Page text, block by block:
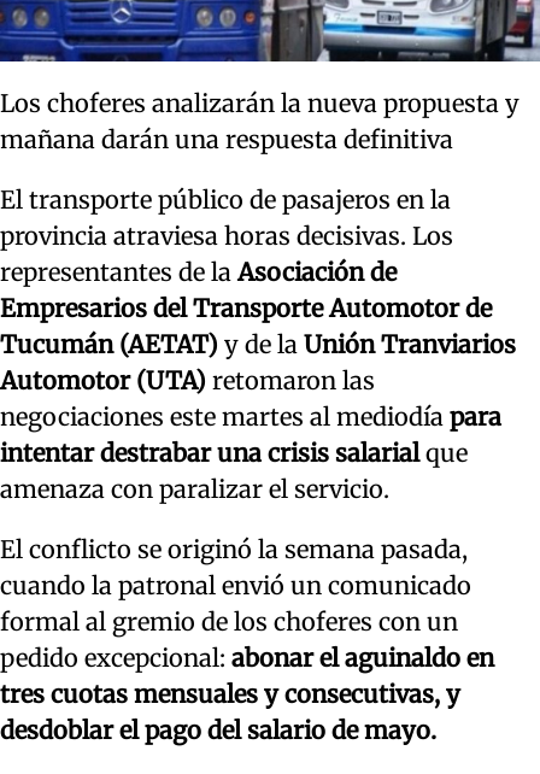
Los choferes analizarán la nueva propuesta y
mañana darán una respuesta definitiva
El transporte público de pasajeros en la
provincia atraviesa horas decisivas. Los
representantes de laAsociación de
Empresarios del Transporte Automotor de
Tucumán (AETAT) y de la Unión Tranviarios
Automotor (UTA) retomaron las
negociaciones este martes al mediodía para
intentar destrabar una crisis salarialque
amenaza con paralizar el servicio.
El conflicto se originó la semana pasada,
cuando la patronal envió un comunicado
formal al gremio de los choferes con un
pedido excepcional: abonar el aguinaldo en
tres cuotas mensuales y consecutivas, y
desdoblar el pago del salario de mayo.